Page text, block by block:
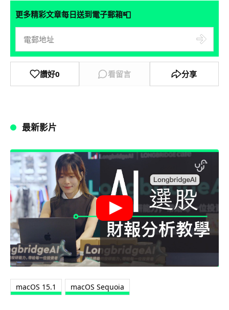
更多精彩文章每日送到電子郵箱📮
讚好0 看留言 分享
最新影片
macOS 15.1 macOS Sequoia